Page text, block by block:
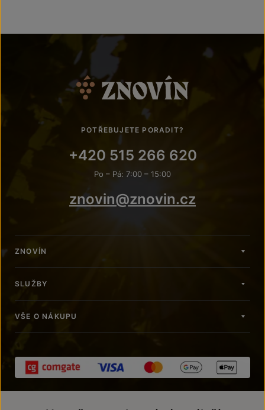
POTŘEBUJETE PORADIT?
+420 515 266 620
Po – Pá: 7:00 – 15:00
znovin@znovin.cz
ZNOVÍN
SLUŽBY
VŠE O NÁKUPU